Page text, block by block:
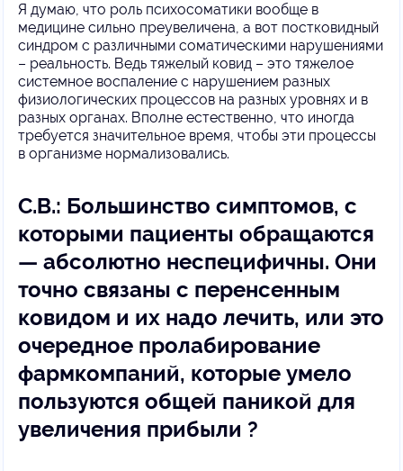
Я думаю, что роль психосоматики вообще в
медицине сильно преувеличена, а вот постковидный
синдром с различными соматическими нарушениями
– реальность. Ведь тяжелый ковид – это тяжелое
системное воспаление с нарушением разных
физиологических процессов на разных уровнях и в
разных органах. Вполне естественно, что иногда
требуется значительное время, чтобы эти процессы
в организме нормализовались.
С.В.: Большинство симптомов, с
которыми пациенты обращаются
— абсолютно неспецифичны. Они
точно связаны с перенсенным
ковидом и их надо лечить, или это
очередное пролабирование
фармкомпаний, которые умело
пользуются общей паникой для
увеличения прибыли ?